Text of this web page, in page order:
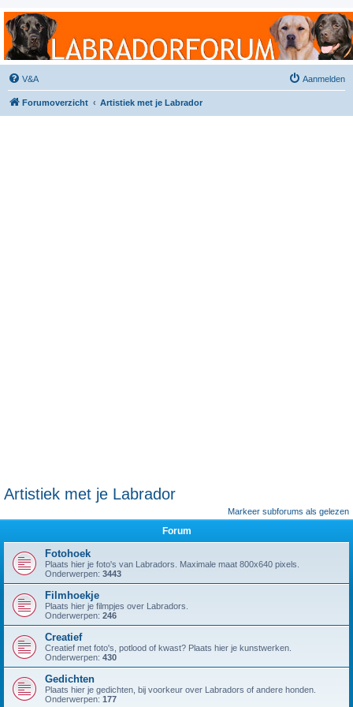
Labradorforum
Het gezelligste Labradorforum van Nederland en België!
V&A Aanmelden
Forumoverzicht Artistiek met je Labrador
Artistiek met je Labrador
Markeer subforums als gelezen
Forum
Fotohoek
Plaats hier je foto's van Labradors. Maximale maat 800x640 pixels.
Onderwerpen: 3443
Filmhoekje
Plaats hier je filmpjes over Labradors.
Onderwerpen: 246
Creatief
Creatief met foto's, potlood of kwast? Plaats hier je kunstwerken.
Onderwerpen: 430
Gedichten
Plaats hier je gedichten, bij voorkeur over Labradors of andere honden.
Onderwerpen: 177